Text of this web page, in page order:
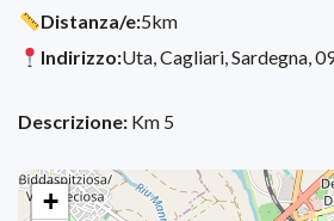
Distanza/e:5km
Indirizzo:Uta, Cagliari, Sardegna,
Descrizione: Km 5
+